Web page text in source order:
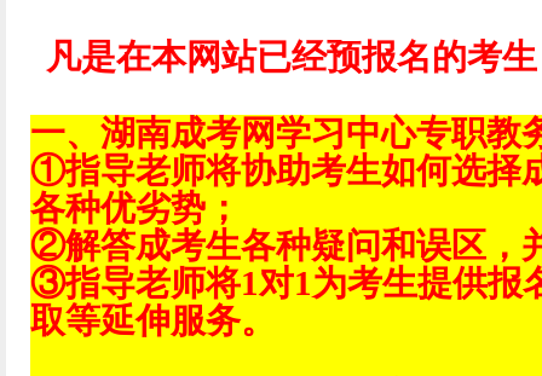
凡是在本网站已经预报名的考
一、湖南成考网学习中心专职教
①指导老师将协助考生如何选择
各种优劣势；
②解答成考生各种疑问和误区，
③指导老师将1对1为考生提供报
取等延伸服务。